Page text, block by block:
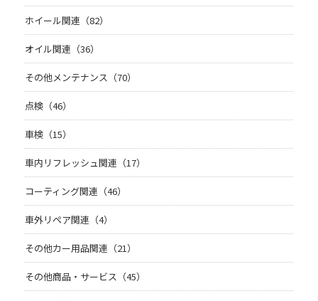
ホイール関連（82）
オイル関連（36）
その他メンテナンス（70）
点検（46）
車検（15）
車内リフレッシュ関連（17）
コーティング関連（46）
車外リペア関連（4）
その他カー用品関連（21）
その他商品・サービス（45）